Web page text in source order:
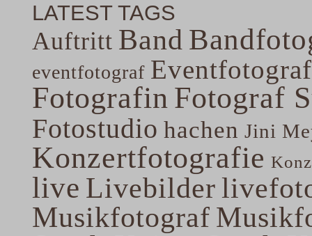
LATEST TAGS
Auftritt Band
eventfotograf
Fotografin Fotograf
Fotostudio hachen Jini
Konzertfotografie
live Livebilder
Musikfotograf